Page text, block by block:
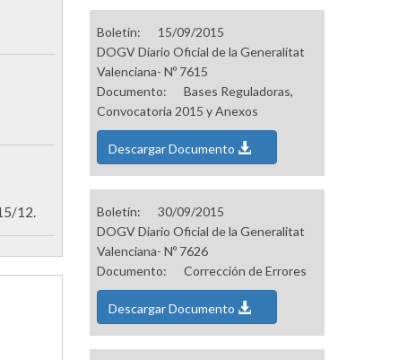
12.
Boletín:
15/09/2015
DOGV Diario Oficial de la Generalitat
Valenciana- Nº 7615
Documento:
Bases Reguladoras,
Convocatoria 2015 y Anexos
Descargar Documento
Boletín:
30/09/2015
DOGV Diario Oficial de la Generalitat
Valenciana- Nº 7626
Documento:
Corrección de Errores
Descargar Documento